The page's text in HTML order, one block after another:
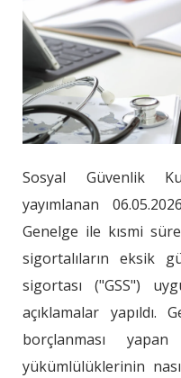
Sosyal Güvenlik
yayımlanan
Genelge ile kısmi
sigortalıların eksik
sigortası ("GSS")
açıklamalar yapıldı.
borçlanması
yükümlülüklerinin